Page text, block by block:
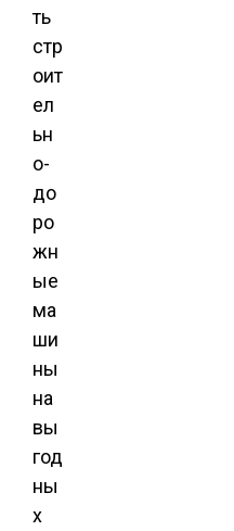
ть
стр
оит
ел
ьн
о-
до
ро
жн
ые
ма
ши
ны
на
вы
год
ны
х